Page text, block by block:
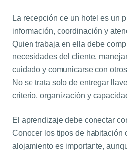
La recepción de un hotel es un
información, coordinación y
Quien trabaja en ella debe
necesidades del cliente,
cuidado y comunicarse con
No se trata solo de entregar
criterio, organización y
El aprendizaje debe conectar
Conocer los tipos de habitación
alojamiento es importante,